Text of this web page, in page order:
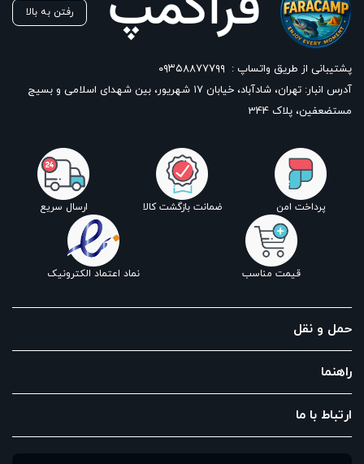
رفتن به بالا
پشتیبانی از طریق واتساپ : ۰۹۳۵۸۸۷۷۷۹۹
آدرس انبار: تهران، شادآباد، خیابان ١٧ شهریور، بین شهدای اسلامی و بسیج
مستضعفین، پلاک 344
پرداخت امن ضمانت بازگشت کالا ارسال سریع
قیمت مناسب نماد اعتماد الکترونیک
حمل و نقل
راهنما
ارتباط با ما